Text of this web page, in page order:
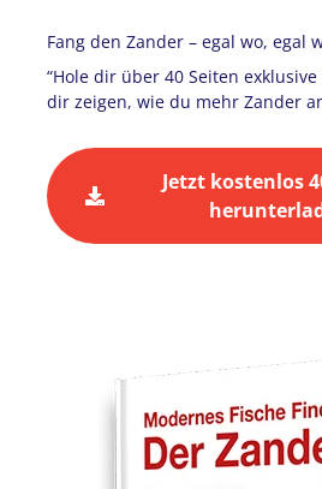
Fang den Zander – egal wo, egal
“Hole dir über 40 Seiten
dir zeigen, wie du mehr Zander
Jetzt kostenlos